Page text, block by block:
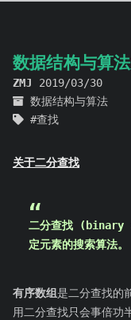
数据结构与算
ZMJ
2019/03/30
数据结构与算法
查找
关于二分查找
二分查找 (binary
定元素的搜索算法。
有序数组是二分查找的
用二分查找只会事倍功